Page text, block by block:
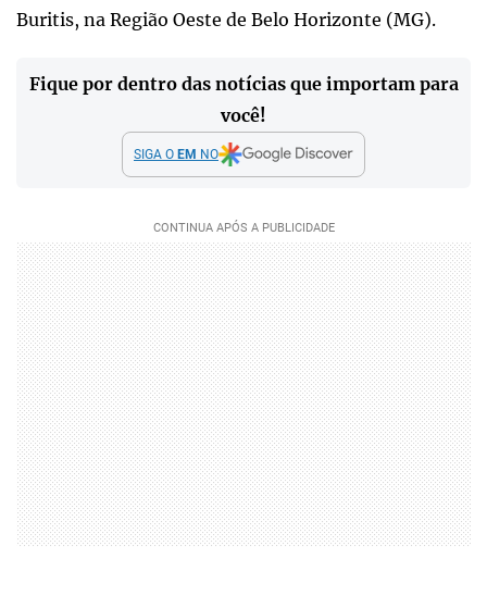
Buritis, na Região Oeste de Belo Horizonte (MG).
Fique por dentro das notícias que importam para
você!
SIGA O EM NO